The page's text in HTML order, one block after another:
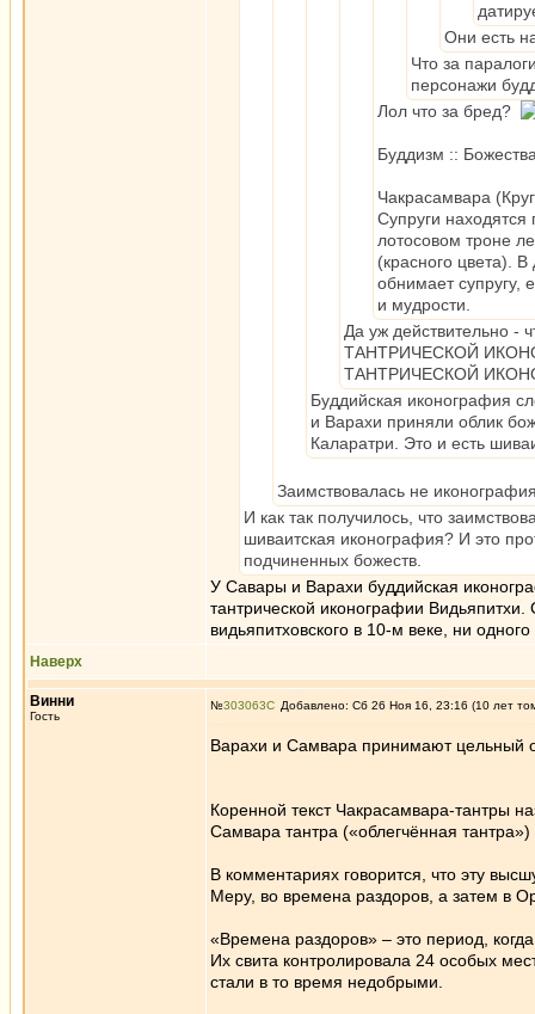
Они есть
Что за
персонажи
Лол что за бред?
Буддизм ::
Чакрасамвара
Супруги
лотосовом троне
(красного цвета).
обнимает супругу,
и мудрости.
Да уж действительно
ТАНТРИЧЕСКОЙ
ТАНТРИЧЕСКОЙ
Буддийская иконография
и Варахи приняли облик
Каларатри. Это и есть
Заимствовалась не
И как так получилось, что
шиваитская иконография? И это
подчиненных божеств.
У Савары и Варахи буддийская
тантрической иконографии
видьяпитховского в 10-м веке, ни
Наверх
Винни
Гость
№303063 Добавлено: Сб 26 Ноя 16, 23:16 (10 лет
Варахи и Самвара принимают цельный
Коренной текст Чакрасамвара-тантры
Самвара тантра («облегчённая тантра»)
В комментариях говорится, что эту
Меру, во времена раздоров, а затем в
«Времена раздоров» – это период,
Их свита контролировала 24 особых
стали в то время недобрыми.